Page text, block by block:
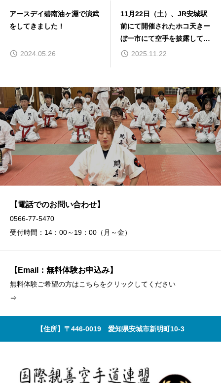
アースデイ碧南油ヶ淵で演武
をしてきました！
2024.05.26
11月22日（土）、JR安城駅
前にて開催されたホコ天きー
ぼ一市にて空手を披露してき
ました。
2025.11.22
【電話でのお問い合わせ】
0566-77-5470
受付時間：14：00～19：00（月～金）
【Email：無料体験お申込み】
無料体験ご希望の方はこちらをクリックしてください
⇒
【住所】〒446-0019 愛知県安城市新明町10-3